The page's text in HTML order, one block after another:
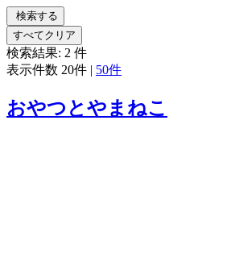
検索する
すべてクリア
検索結果: 2 件
表示件数 20件 | 50件
おやつとやまねこ